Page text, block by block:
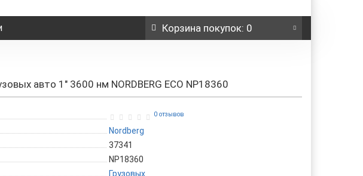
Корзинапокупок: 0
авто 1" 3600 нм NORDBERG ECO NP18360
0 отзывов
Nordberg
37341
NP18360
Грузовых